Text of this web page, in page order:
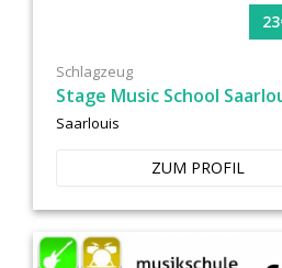
Schlagzeug
Stage Music School
Saarlouis
ZUM PROFIL